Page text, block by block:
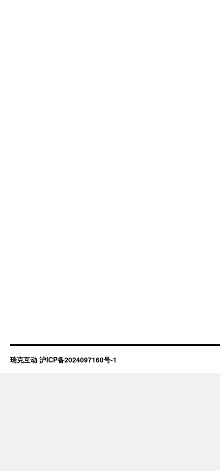
瑞克互动 沪ICP备2024097160号-1